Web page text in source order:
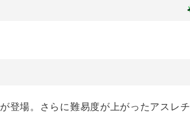
登場。さらに難易度が上がったアスレチ